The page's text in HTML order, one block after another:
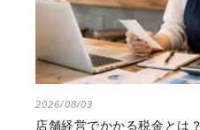
2026/08/03
店舗経営でかかる税金とは